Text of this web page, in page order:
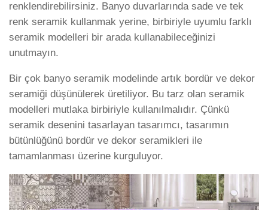
renklendirebilirsiniz. Banyo duvarlarında sade ve tek
renk seramik kullanmak yerine, birbiriyle uyumlu farklı
seramik modelleri bir arada kullanabileceğinizi
unutmayın.
Bir çok banyo seramik modelinde artık bordür ve dekor
seramiği düşünülerek üretiliyor. Bu tarz olan seramik
modelleri mutlaka birbiriyle kullanılmalıdır. Çünkü
seramik desenini tasarlayan tasarımcı, tasarımın
bütünlüğünü bordür ve dekor seramikleri ile
tamamlanması üzerine kurguluyor.